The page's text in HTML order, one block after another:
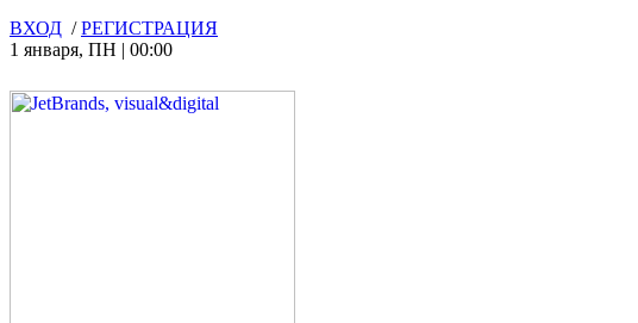
ВХОД /РЕГИСТРАЦИЯ
1 января, ПН | 00:00